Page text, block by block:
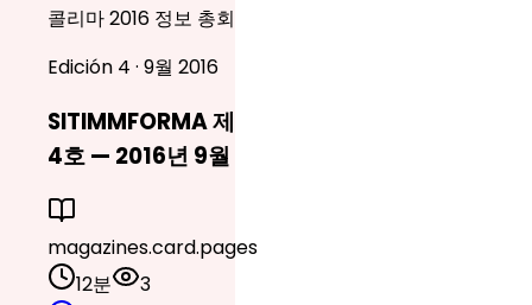
콜리마 2016 정보 총회
Edición 4 · 9월 2016
SITIMMFORMA 제
4호 — 2016년 9월
magazines.card.pages
12분
3